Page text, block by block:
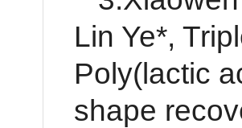
Lin Ye*,
Poly(lactic
shape